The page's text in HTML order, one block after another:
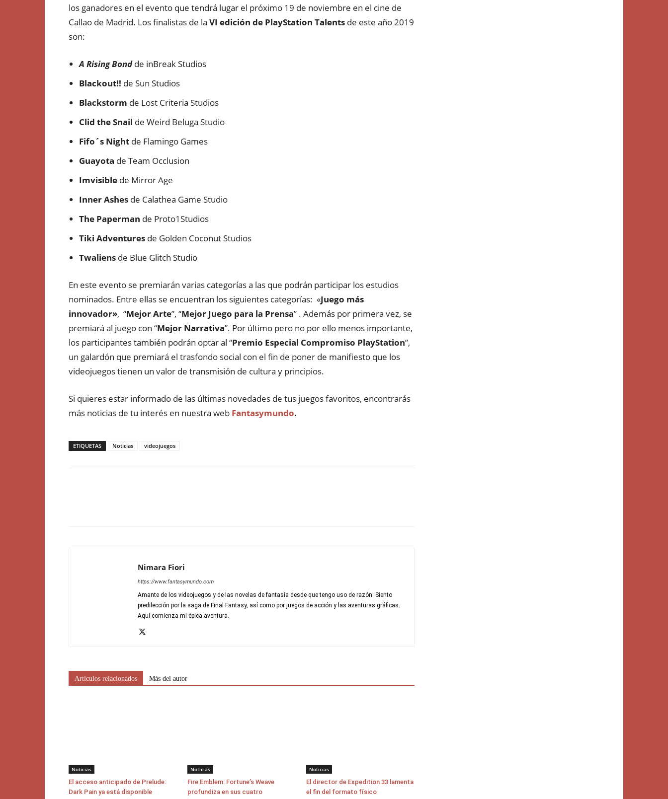
los ganadores en el evento que tendrá lugar el próximo 19 de noviembre en el cine de
Callao de Madrid. Los finalistas de la VI edición de PlayStation Talents de este año 2019
son:
A Rising Bond de inBreak Studios
Blackout!! de Sun Studios
Blackstorm de Lost Criteria Studios
Clid the Snail de Weird Beluga Studio
Fifo´s Night de Flamingo Games
Guayota de Team Occlusion
Imvisible de Mirror Age
Inner Ashes de Calathea Game Studio
The Paperman de Proto1Studios
Tiki Adventures de Golden Coconut Studios
Twaliens de Blue Glitch Studio
En este evento se premiarán varias categorías a las que podrán participar los estudios
nominados. Entre ellas se encuentran los siguientes categorías: «Juego más
innovador», “Mejor Arte”, “Mejor Juego para la Prensa” . Además por primera vez, se
premiará al juego con “Mejor Narrativa”. Por último pero no por ello menos importante,
los participantes también podrán optar al “Premio Especial Compromiso PlayStation”,
un galardón que premiará el trasfondo social con el fin de poner de manifiesto que los
videojuegos tienen un valor de transmisión de cultura y principios.
Si quieres estar informado de las últimas novedades de tus juegos favoritos, encontrarás
más noticias de tu interés en nuestra web Fantasymundo.
ETIQUETAS Noticias videojuegos
Nimara Fiori
https://www.fantasymundo.com
Amante de los videojuegos y de las novelas de fantasía desde que tengo uso de razón. Siento
predilección por la saga de Final Fantasy, así como por juegos de acción y las aventuras gráficas.
Aquí comienza mi épica aventura.
Artículos relacionados Más del autor
Noticias
El acceso anticipado de Prelude:
Dark Pain ya está disponible
Noticias
Fire Emblem: Fortune’s Weave
profundiza en sus cuatro
Noticias
El director de Expedition 33 lamenta
el fin del formato físico